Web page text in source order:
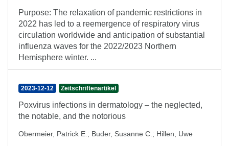
Purpose: The relaxation of pandemic restrictions in
2022 has led to a reemergence of respiratory virus
circulation worldwide and anticipation of substantial
influenza waves for the 2022/2023 Northern
Hemisphere winter. ...
2023-12-12 Zeitschriftenartikel
Poxvirus infections in dermatology – the neglected,
the notable, and the notorious
Obermeier, Patrick E. ; Buder, Susanne C. ; Hillen, Uwe